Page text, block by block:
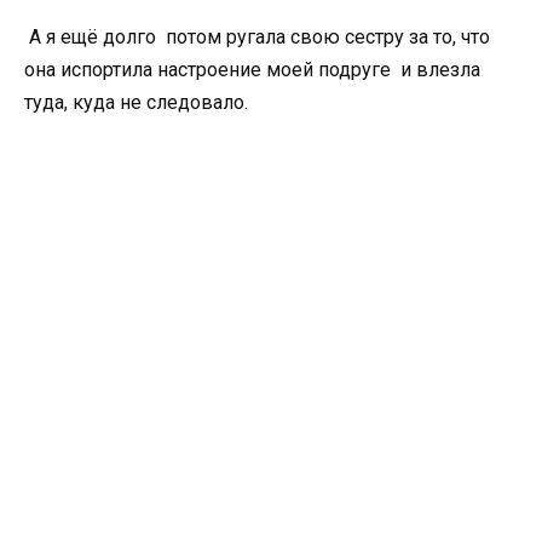
А я ещё долго потом ругала свою сестру за то, что
она испортила настроение моей подруге и влезла
туда, куда не следовало.